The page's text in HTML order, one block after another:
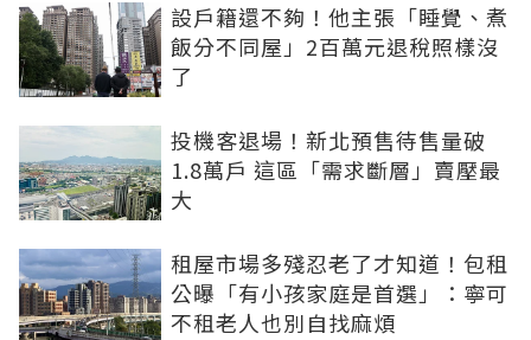
設戶籍還不夠！他主張「睡覺、煮
飯分不同屋」2百萬元退稅照樣沒
了
投機客退場！新北預售待售量破
1.8萬戶 這區「需求斷層」賣壓最
大
租屋市場多殘忍老了才知道！包租
公曝「有小孩家庭是首選」：寧可
不租老人也別自找麻煩